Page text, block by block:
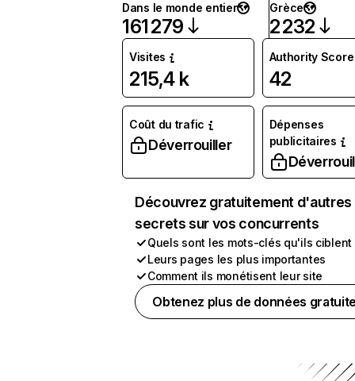
Dans le monde entier
161 279
Grèce
2 232
Visites
215,4 k
Authority Score
42
Coût du trafic
Déverrouiller
Dépenses
publicitaires
Découvrez gratuitement d'autres
secrets sur vos concurrents
Quels sont les mots-clés qu'ils ciblent
Leurs pages les plus importantes
Comment ils monétisent leur site
Obtenez plus de données